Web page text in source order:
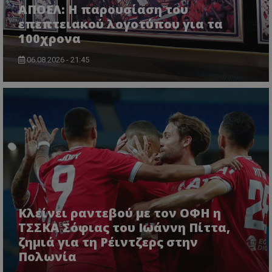
ΑΠΟΕΛ: Η παρουσίαση του
επεπτειακού λογοτύπου για τα
100χρονα
06.08.2026 - 21:45
Κλείνει ραντεβού με τον ΟΦΗ η
ΤΣΣΚΑ Σόφιας του Ιωάννη Πίττα,
ζημιά για τη Ρέιντζερς στην
Πολωνία